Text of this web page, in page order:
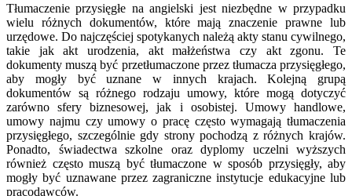
Tłumaczenie przysięgłe na angielski jest niezbędne w przypadku
wielu różnych dokumentów, które mają znaczenie prawne lub
urzędowe. Do najczęściej spotykanych należą akty stanu cywilnego,
takie jak akt urodzenia, akt małżeństwa czy akt zgonu. Te
dokumenty muszą być przetłumaczone przez tłumacza przysięgłego,
aby mogły być uznane w innych krajach. Kolejną grupą
dokumentów są różnego rodzaju umowy, które mogą dotyczyć
zarówno sfery biznesowej, jak i osobistej. Umowy handlowe,
umowy najmu czy umowy o pracę często wymagają tłumaczenia
przysięgłego, szczególnie gdy strony pochodzą z różnych krajów.
Ponadto, świadectwa szkolne oraz dyplomy uczelni wyższych
również często muszą być tłumaczone w sposób przysięgły, aby
mogły być uznawane przez zagraniczne instytucje edukacyjne lub
pracodawców.